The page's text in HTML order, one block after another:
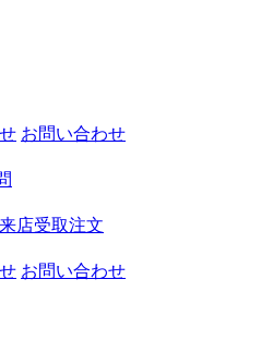
お問い合わせ
来店受取注文
お問い合わせ